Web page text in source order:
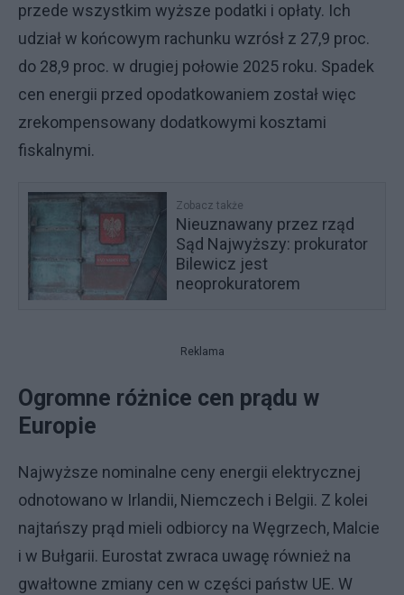
przede wszystkim wyższe podatki i opłaty. Ich
udział w końcowym rachunku wzrósł z 27,9 proc.
do 28,9 proc. w drugiej połowie 2025 roku. Spadek
cen energii przed opodatkowaniem został więc
zrekompensowany dodatkowymi kosztami
fiskalnymi.
Zobacz także
Nieuznawany przez rząd
Sąd Najwyższy: prokurator
Bilewicz jest
neoprokuratorem
Reklama
Ogromne różnice cen prądu w
Europie
Najwyższe nominalne ceny energii elektrycznej
odnotowano w Irlandii, Niemczech i Belgii. Z kolei
najtańszy prąd mieli odbiorcy na Węgrzech, Malcie
i w Bułgarii. Eurostat zwraca uwagę również na
gwałtowne zmiany cen w części państw UE. W